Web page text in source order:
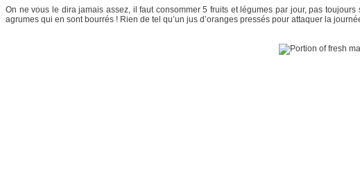
On ne vous le dira jamais assez, il faut consommer 5 fruits et légumes par jour, pas
agrumes qui en sont bourrés ! Rien de tel qu’un jus d’oranges pressés pour attaquer la